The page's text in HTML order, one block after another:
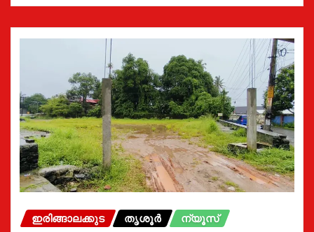
ഇരിങ്ങാലക്കുട തൃശൂർ ന്യൂസ്